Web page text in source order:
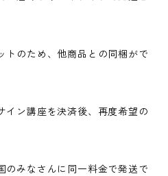
のため、他商品との同梱がで
イン講座を決済後、再度希望の
のみなさんに同一料金で発送で